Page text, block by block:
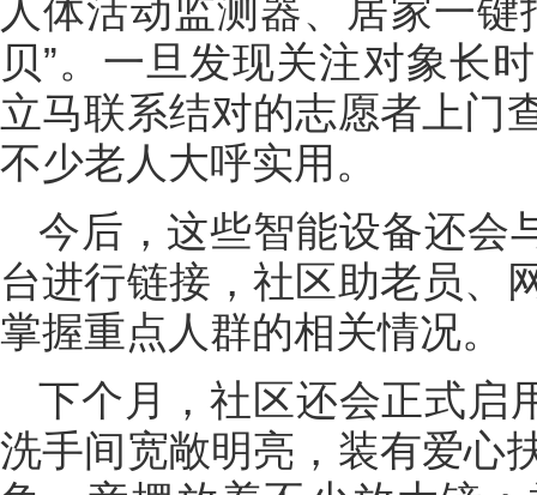
人体活动监测器、居家一
贝”。一旦发现关注对象长
立马联系结对的志愿者上门
不少老人大呼实用。
今后，这些智能设备还会
台进行链接，社区助老员、
掌握重点人群的相关情况。
下个月，社区还会正式启
洗手间宽敞明亮，装有爱心